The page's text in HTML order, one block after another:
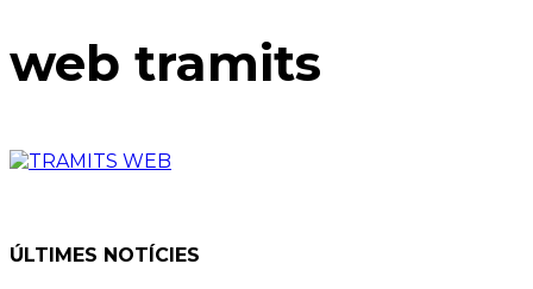
web tramits
ÚLTIMES NOTÍCIES